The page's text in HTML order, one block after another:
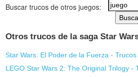
Buscar trucos de otros juegos:
Otros trucos de la saga Star
Star Wars: El Poder de la Fuerza - Trucos
LEGO Star Wars 2: The Original Trilogy -